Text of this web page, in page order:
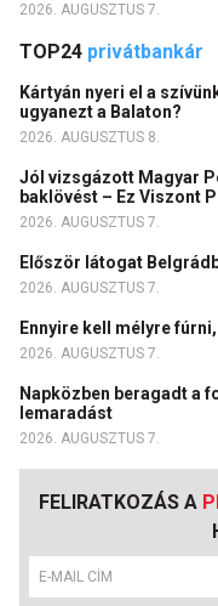
2026. AUGUSZTUS 7.
TOP24 privátbankár
Kártyán nyeri el a
ugyanezt a Balaton?
2026. AUGUSZTUS 8.
Jól vizsgázott Magyar
baklövést – Ez Viszont
2026. AUGUSZTUS 7.
Először látogat
2026. AUGUSZTUS 7.
Ennyire kell mélyre
2026. AUGUSZTUS 7.
Napközben beragadt a
lemaradást
2026. AUGUSZTUS 7.
FELIRATKOZÁS A